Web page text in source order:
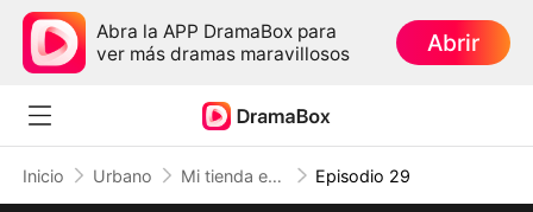
Abra la APP DramaBox para
ver más dramas maravillosos
Abrir
Inicio Urbano Mi tienda entre mundos: del apocalipsis al cielo (Doblado) Episodio 29